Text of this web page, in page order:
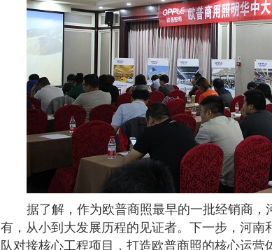
据了解，作为欧普商照最早的一批经销商，
有，从小到大发展历程的见证者。下一步，河南
队对接核心工程项目，打造欧普商照的核心运营